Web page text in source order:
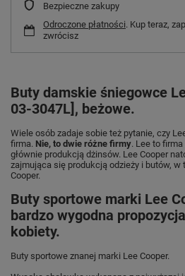
Bezpieczne zakupy
Odroczone płatności. Kup teraz,
zwrócisz
Buty damskie śniegowce
03-3047L], beżowe.
Wiele osób zadaje sobie też pytanie, czy
firma. Nie, to dwie różne firmy. Lee to
głównie produkcją dżinsów. Lee Cooper
zajmująca się produkcją odzieży i butów,
Cooper.
Buty sportowe marki Lee
bardzo wygodna
kobiety.
Buty sportowe znanej marki Lee Cooper.